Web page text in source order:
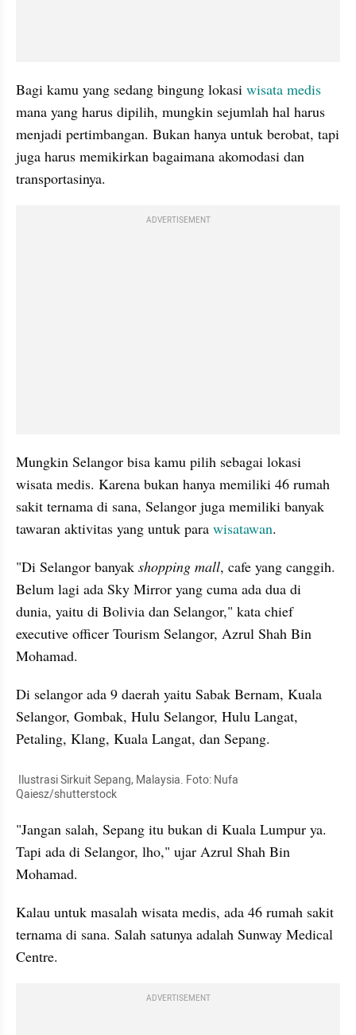
Bagi kamu yang sedang bingung lokasi wisata medis
mana yang harus dipilih, mungkin sejumlah hal harus
menjadi pertimbangan. Bukan hanya untuk berobat, tapi
juga harus memikirkan bagaimana akomodasi dan
transportasinya.
ADVERTISEMENT
Mungkin Selangor bisa kamu pilih sebagai lokasi
wisata medis. Karena bukan hanya memiliki 46 rumah
sakit ternama di sana, Selangor juga memiliki banyak
tawaran aktivitas yang untuk para wisatawan.
"Di Selangor banyak shopping mall, cafe yang canggih.
Belum lagi ada Sky Mirror yang cuma ada dua di
dunia, yaitu di Bolivia dan Selangor," kata chief
executive officer Tourism Selangor, Azrul Shah Bin
Mohamad.
Di selangor ada 9 daerah yaitu Sabak Bernam, Kuala
Selangor, Gombak, Hulu Selangor, Hulu Langat,
Petaling, Klang, Kuala Langat, dan Sepang.
Qaiesz/shutterstock
"Jangan salah, Sepang itu bukan di Kuala Lumpur ya.
Tapi ada di Selangor, lho," ujar Azrul Shah Bin
Mohamad.
Kalau untuk masalah wisata medis, ada 46 rumah sakit
ternama di sana. Salah satunya adalah Sunway Medical
Centre.
ADVERTISEMENT